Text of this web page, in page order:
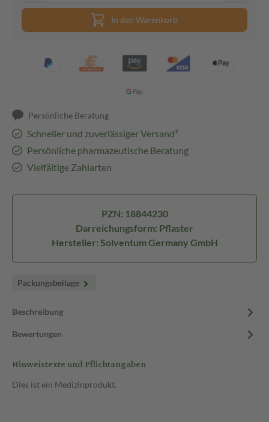
In den Warenkorb
Persönliche Beratung
Schneller und zuverlässiger Versand³
Persönliche pharmazeutische Beratung
Vielfältige Zahlarten
PZN: 18844230
Darreichungsform: Pflaster
Hersteller: Solventum Germany GmbH
Packungsbeilage
Beschreibung
Bewertungen
Hinweistexte und Pflichtangaben
Dies ist ein Medizinprodukt.